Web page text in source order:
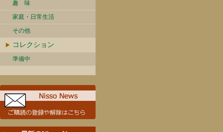
趣 味
家庭・日常生活
その他
コレクション
準備中